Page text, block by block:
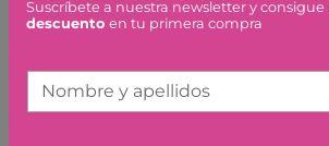
49,99 €
Suscríbete a nuestra newsletter y consigue
descuento en tu primera compra
Nombre y apellidos